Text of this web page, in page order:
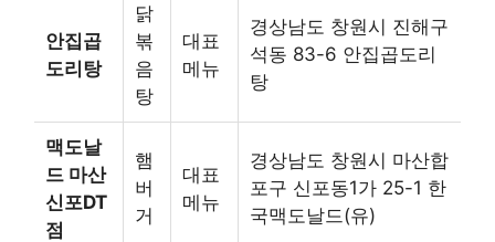
안집곱
도리탕
닭
볶
음
탕
대표
메뉴
경상남도 창원시 진해구
석동 83-6 안집곱도리
탕
맥도날
드 마산
신포DT
점
햄
버
거
대표
메뉴
경상남도 창원시 마산합
포구 신포동1가 25-1 한
국맥도날드(유)